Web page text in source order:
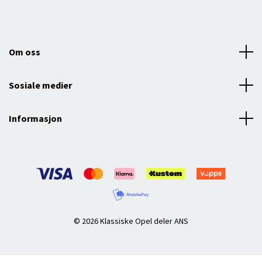
Om oss
Sosiale medier
Informasjon
© 2026 Klassiske Opel deler ANS